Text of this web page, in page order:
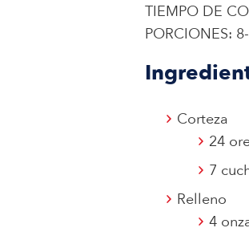
TIEMPO DE
PORCIONES:
Corteza
24
7
Relleno
4